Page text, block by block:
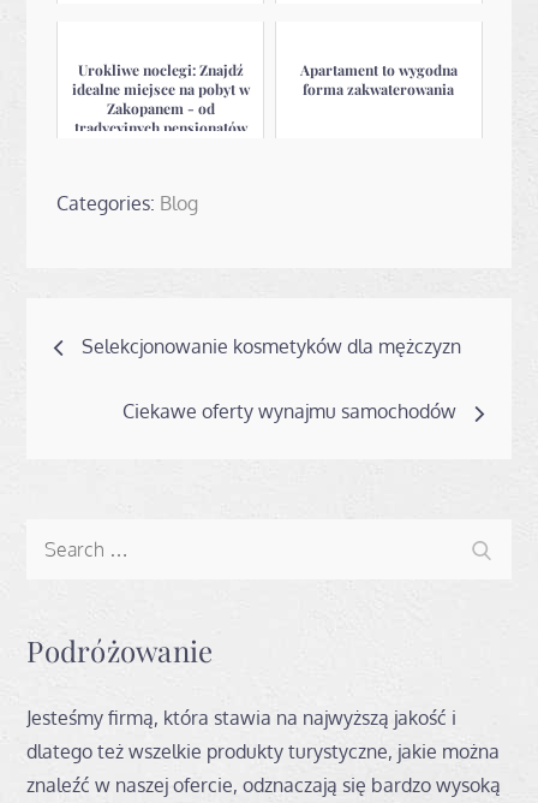
Urokliwe noclegi: Znajdź
idealne miejsce na pobyt w
Zakopanem - od
tradycyjnych pensjonatów
Apartament to wygodna
forma zakwaterowania
Categories: Blog
Nawigacja
wpisu
Selekcjonowanie kosmetyków dla mężczyzn
Ciekawe oferty wynajmu samochodów
Podróżowanie
Jesteśmy firmą, która stawia na najwyższą jakość i
dlatego też wszelkie produkty turystyczne, jakie można
znaleźć w naszej ofercie, odznaczają się bardzo wysoką